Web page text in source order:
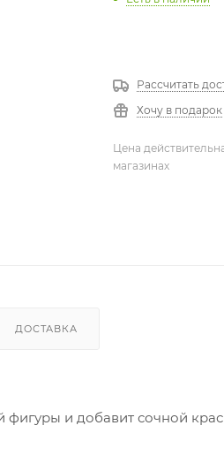
Рассчитать
Хочу в подарок
Цена
магазинах
ДОСТАВКА
фигуры и добавит сочной